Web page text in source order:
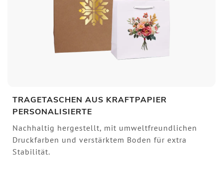
TRAGETASCHEN AUS KRAFTPAPIER
PERSONALISIERTE
Nachhaltig hergestellt, mit umweltfreundlichen
Druckfarben und verstärktem Boden für extra
Stabilität.